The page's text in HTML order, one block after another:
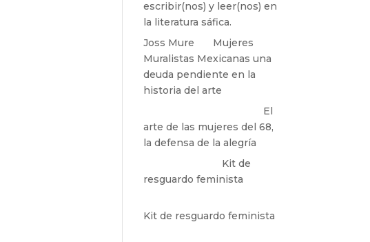
escribir(nos) y leer(nos) en
la literatura sáfica.
Joss Mure
Mujeres
Muralistas Mexicanas una
deuda pendiente en la
historia del arte
El
arte de las mujeres del 68,
la defensa de la alegría
Kit de
resguardo feminista
Kit de resguardo feminista